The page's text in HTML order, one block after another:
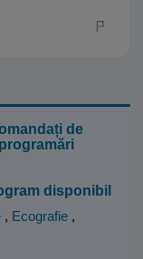
de
disponibil
, Ecografie ,